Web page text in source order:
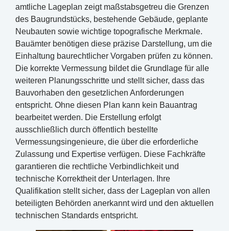
amtliche Lageplan zeigt maßstabsgetreu die Grenzen
des Baugrundstücks, bestehende Gebäude, geplante
Neubauten sowie wichtige topografische Merkmale.
Bauämter benötigen diese präzise Darstellung, um die
Einhaltung baurechtlicher Vorgaben prüfen zu können.
Die korrekte Vermessung bildet die Grundlage für alle
weiteren Planungsschritte und stellt sicher, dass das
Bauvorhaben den gesetzlichen Anforderungen
entspricht. Ohne diesen Plan kann kein Bauantrag
bearbeitet werden. Die Erstellung erfolgt
ausschließlich durch öffentlich bestellte
Vermessungsingenieure, die über die erforderliche
Zulassung und Expertise verfügen. Diese Fachkräfte
garantieren die rechtliche Verbindlichkeit und
technische Korrektheit der Unterlagen. Ihre
Qualifikation stellt sicher, dass der Lageplan von allen
beteiligten Behörden anerkannt wird und den aktuellen
technischen Standards entspricht.